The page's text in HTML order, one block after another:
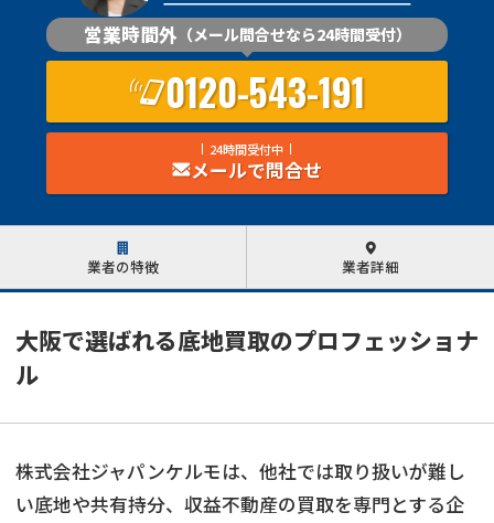
営業時間外 （メール問合せなら24時間受付）
0120-543-191
24時間受付中
メールで問合せ
業者の特徴 業者詳細
大阪で選ばれる底地買取のプロフェッショナ
ル
株式会社ジャパンケルモは、他社では取り扱いが難し
い底地や共有持分、収益不動産の買取を専門とする企